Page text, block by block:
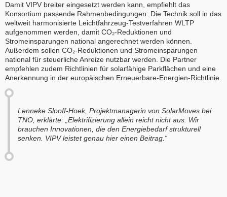
Damit VIPV breiter eingesetzt werden kann, empfiehlt das
Konsortium passende Rahmenbedingungen: Die Technik soll in das
weltweit harmonisierte Leichtfahrzeug-Testverfahren WLTP
aufgenommen werden, damit CO₂-Reduktionen und
Stromeinsparungen national angerechnet werden können.
Außerdem sollen CO₂-Reduktionen und Stromeinsparungen
national für steuerliche Anreize nutzbar werden. Die Partner
empfehlen zudem Richtlinien für solarfähige Parkflächen und eine
Anerkennung in der europäischen Erneuerbare-Energien-Richtlinie.
Lenneke Slooff-Hoek, Projektmanagerin von SolarMoves bei
TNO, erklärte: „Elektrifizierung allein reicht nicht aus. Wir
brauchen Innovationen, die den Energiebedarf strukturell
senken. VIPV leistet genau hier einen Beitrag.“